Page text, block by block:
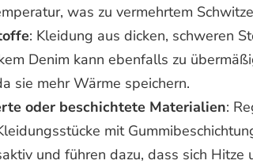
was zu vermehrtem
: Kleidung aus dicken, schweren
Denim kann ebenfalls zu
sie mehr Wärme speichern.
oder beschichtete Materialien:
mit
und führen dazu, dass sich Hitze